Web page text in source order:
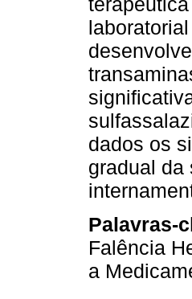
dados os
gradual da
Palavras-
Falência
a